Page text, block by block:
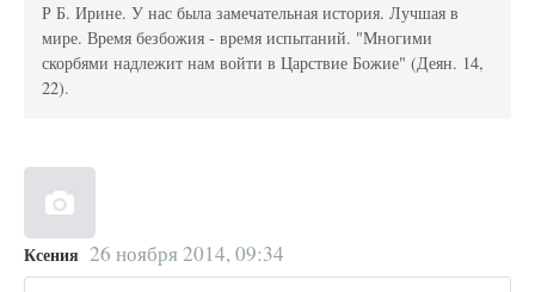
Р Б. Ирине. У нас была замечательная история. Лучшая в
мире. Время безбожия - время испытаний. "Многими
скорбями надлежит нам войти в Царствие Божие" (Деян. 14,
22).
Ксения 26 ноября 2014, 09:34